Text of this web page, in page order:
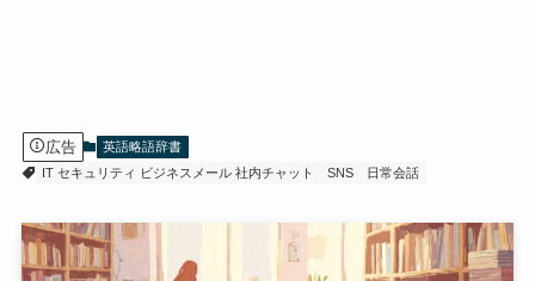
広告
英語略語辞書
IT セキュリティ ビジネスメール 社内チャット
SNS 日常会話